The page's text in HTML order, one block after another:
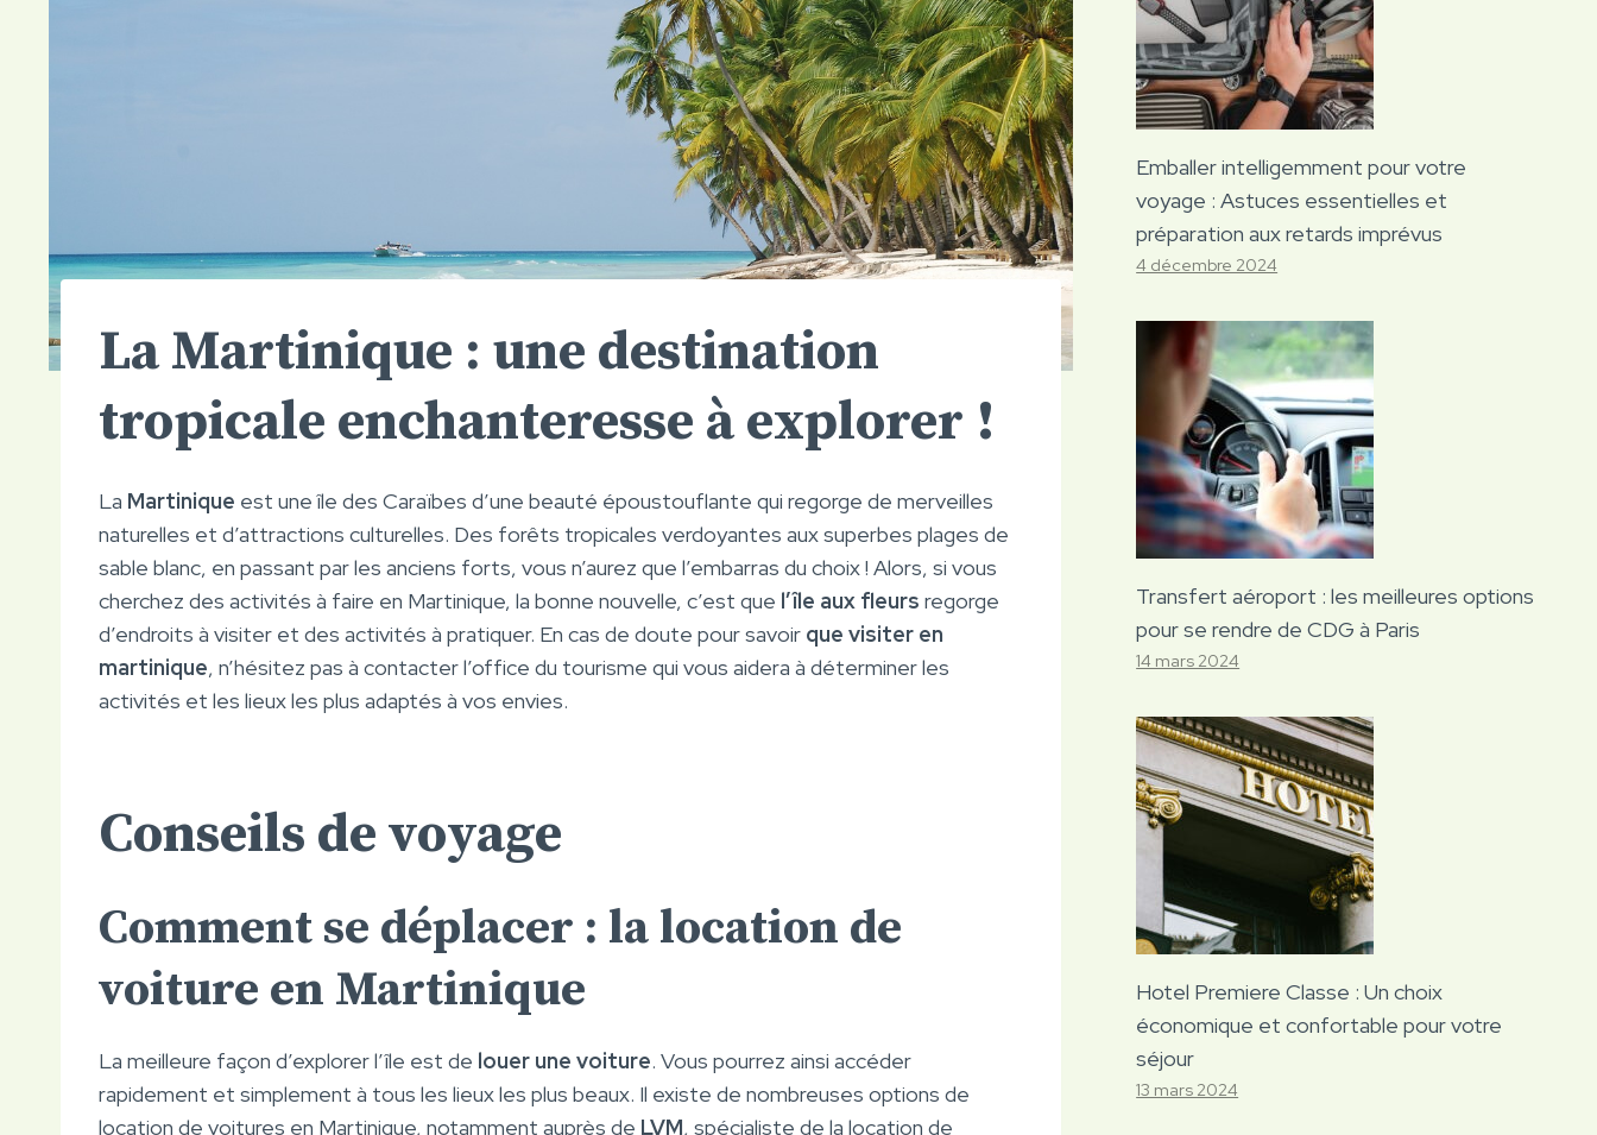
La Martinique : une destination
tropicale enchanteresse à explorer !
La Martinique est une île des Caraïbes d’une beauté époustouflante qui regorge de merveilles
naturelles et d’attractions culturelles. Des forêts tropicales verdoyantes aux superbes plages de
sable blanc, en passant par les anciens forts, vous n’aurez que l’embarras du choix ! Alors, si vous
cherchez des activités à faire en Martinique, la bonne nouvelle, c’est que l’île aux fleurs regorge
d’endroits à visiter et des activités à pratiquer. En cas de doute pour savoir que visiter en
martinique, n’hésitez pas à contacter l’office du tourisme qui vous aidera à déterminer les
activités et les lieux les plus adaptés à vos envies.
Conseils de voyage
Comment se déplacer : la location de
voiture en Martinique
La meilleure façon d’explorer l’île est de louer une voiture. Vous pourrez ainsi accéder
rapidement et simplement à tous les lieux les plus beaux. Il existe de nombreuses options de
location de voitures en Martinique, notamment auprès de LVM, spécialiste de la location de
Emballer intelligemment pour votre
voyage : Astuces essentielles et
préparation aux retards imprévus
4 décembre 2024
Transfert aéroport : les meilleures options
pour se rendre de CDG à Paris
14 mars 2024
Hotel Premiere Classe : Un choix
économique et confortable pour votre
séjour
13 mars 2024